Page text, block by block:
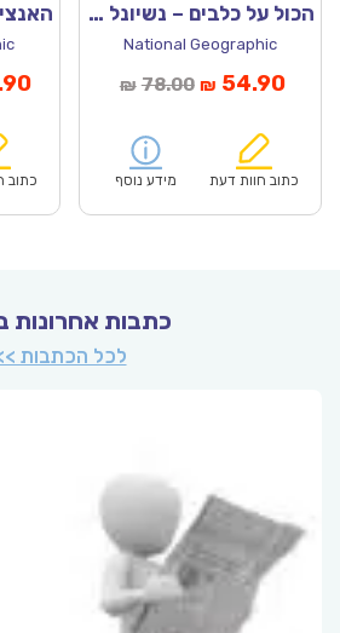
הכול על כלבים – נשיונל ג’יאוגרפיק
National Geographic
₪ 78.00המחיר
₪78.00.
₪ 54.90
כתוב חוות דעת מידע נוסף
₪157.00.
המחיר
₪109.90.
כתוב
כתבות אחרונות
לכל הכתבות